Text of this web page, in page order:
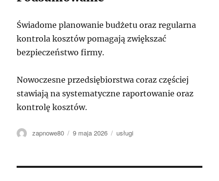
Świadome planowanie budżetu oraz regularna
kontrola kosztów pomagają zwiększać
bezpieczeństwo firmy.
Nowoczesne przedsiębiorstwa coraz częściej
stawiają na systematyczne raportowanie oraz
kontrolę kosztów.
Autor
zapnowe80
Data
9 maja 2026 Kategorie
usługi